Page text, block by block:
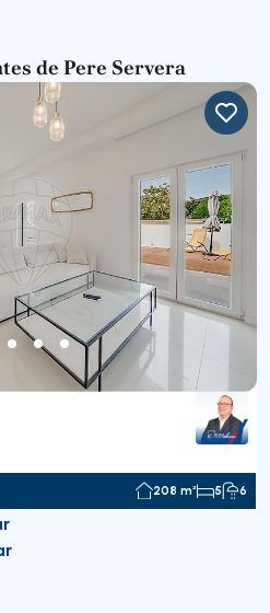
de Pere Servera
208 m² 5 6